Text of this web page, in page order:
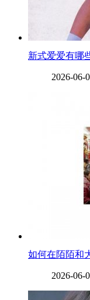
新式爱爱有哪
2026-06-
如何在陌陌和
2026-06-